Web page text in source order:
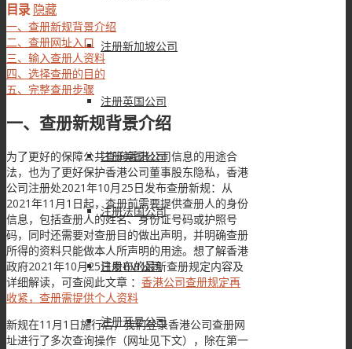
注册新加坡公司
注册英国公司
注册美国公司
注册法国公司
注册BVI公司
注册开曼公司
目录 隐藏
一、查册新规背景介绍
二、查册网址入口
三、输入查册人资料
四、选择查册的目的
五、完整查册步骤
一、查册新规背景介绍
为了更好的保障公共查询香港公司信息的用途合
法，也为了更好保护香港公司董事股东隐私，香港
公司注册处2021年10月25日发布查册新规：从
2021年11月1日起，查册前需要提供查册人的身份
信息，包括查册人的姓名、身份证号码或护照号
码，同时还需要对查册目的做出声明，并明确查册
所得的资料只能做本人所声明的用途。想了解香港
政府2021年10月25日发布的最新查册规定内容及
详细解读，可查阅此文章 ： 香港公司查册规定再
收紧，查册需提供个人资料
新规在11月1日施行后，我们登录香港公司查册网
址进行了多次查询操作（网址见下文），除在第一